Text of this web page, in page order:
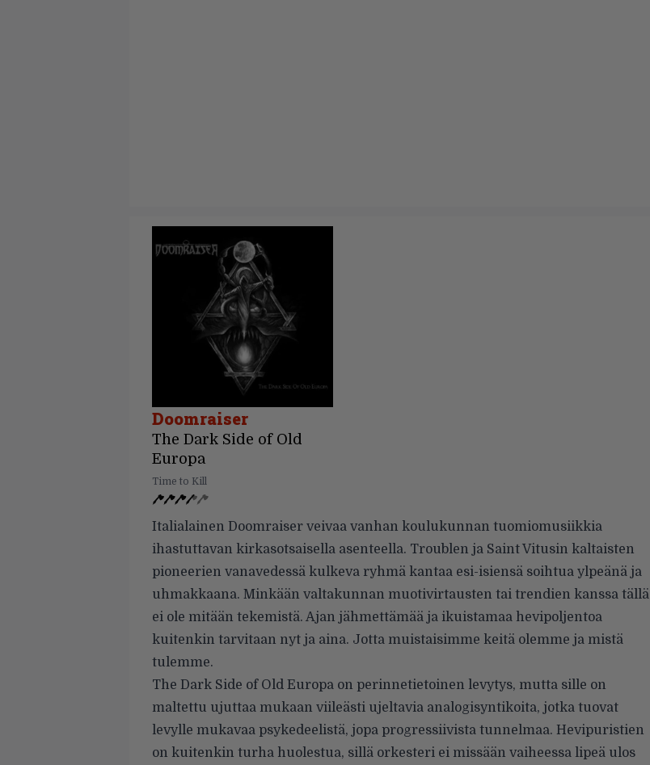
Doomraiser
The Dark Side of Old
Europa
Time to Kill
Italialainen Doomraiser veivaa vanhan koulukunnan tuomiomusiikkia
ihastuttavan kirkasotsaisella asenteella. Troublen ja Saint Vitusin kaltaisten
pioneerien vanavedessä kulkeva ryhmä kantaa esi-isiensä soihtua ylpeänä ja
uhmakkaana. Minkään valtakunnan muotivirtausten tai trendien kanssa tällä
ei ole mitään tekemistä. Ajan jähmettämää ja ikuistamaa hevipoljentoa
kuitenkin tarvitaan nyt ja aina. Jotta muistaisimme keitä olemme ja mistä
tulemme.
The Dark Side of Old Europa on perinnetietoinen levytys, mutta sille on
maltettu ujuttaa mukaan viileästi ujeltavia analogisyntikoita, jotka tuovat
levylle mukavaa psykedeelistä, jopa progressiivista tunnelmaa. Hevipuristien
on kuitenkin turha huolestua, sillä orkesteri ei missään vaiheessa lipeä ulos